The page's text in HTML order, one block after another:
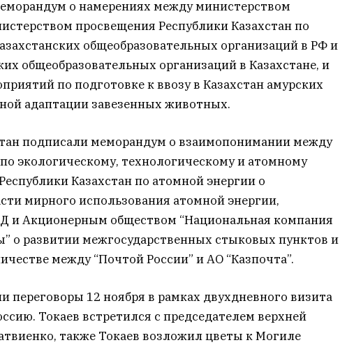
о намерениях между министерством
просвещения Республики Казахстан по
общеобразовательных организаций в РФ и
общеобразовательных организаций в Казахстане, и
по подготовке к ввозу в Казахстан амурских
адаптации завезенных животных.
подписали меморандум о взаимопонимании между
экологическому, технологическому и атомному
Казахстан по атомной энергии о
мирного использования атомной энергии,
и Акционерным обществом “Национальная компания
о развитии межгосударственных стыковых пунктов и
между “Почтой России” и АО “Казпочта”.
переговоры 12 ноября в рамках двухдневного визита
Токаев встретился с председателем верхней
также Токаев возложил цветы к Могиле